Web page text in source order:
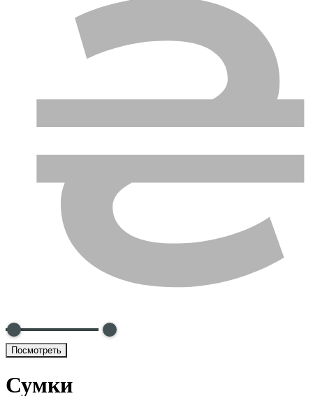
Посмотреть
Сумки